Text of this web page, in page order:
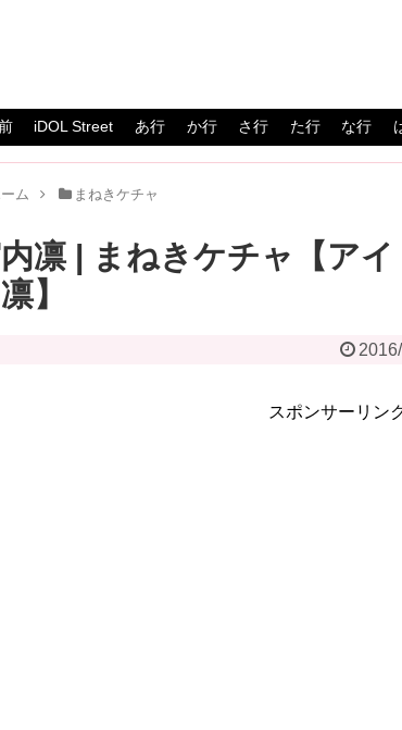
iDOL Street あ行 か行 さ行 た行 な行
ム まねきケチャ
凛 | まねきケチャ【ア
】
スポンサーリン